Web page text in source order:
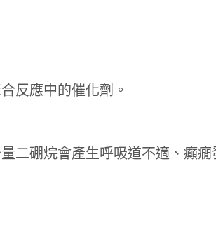
反應中的催化劑。
二硼烷會產生呼吸道不適、癲癇